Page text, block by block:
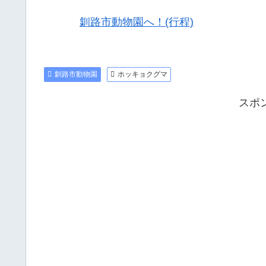
釧路市動物園へ！(行程)
釧路市動物園 ホッキョクグマ
スポ